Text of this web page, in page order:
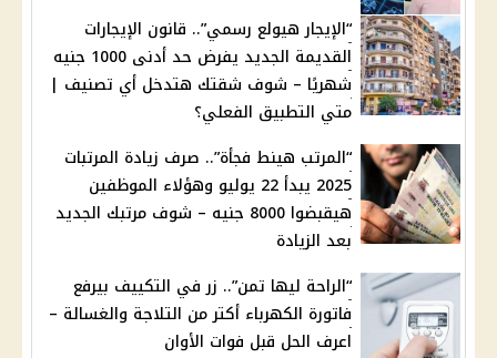
“الإيجار هيولع رسمي”.. قانون الإيجارات
القديمة الجديد يفرض حد أدنى 1000 جنيه
شهريًا – شوف شقتك هتدخل أي تصنيف |
متي التطبيق الفعلي؟
“المرتب هينط فجأة”.. صرف زيادة المرتبات
2025 يبدأ 22 يوليو وهؤلاء الموظفين
هيقبضوا 8000 جنيه – شوف مرتبك الجديد
بعد الزيادة
“الراحة ليها تمن”.. زر في التكييف بيرفع
فاتورة الكهرباء أكتر من التلاجة والغسالة –
اعرف الحل قبل فوات الأوان